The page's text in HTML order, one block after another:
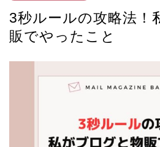
3秒ルールの攻略法！
販でやったこと